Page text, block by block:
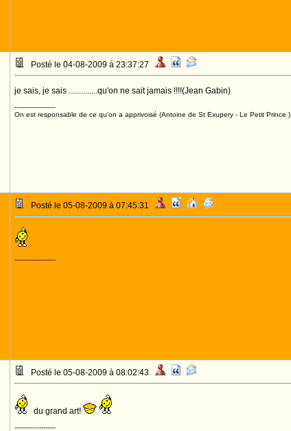
Posté le 04-08-2009 à 23:37:27
je sais, je sais ..............qu'on ne sait jamais !!!!(Jean Gabin)
--------------------
On est responsable de ce qu'on a apprivoisé (Antoine de St Exupery - Le Petit Prince )
Posté le 05-08-2009 à 07:45:31
--------------------
Posté le 05-08-2009 à 08:02:43
du grand art!
--------------------